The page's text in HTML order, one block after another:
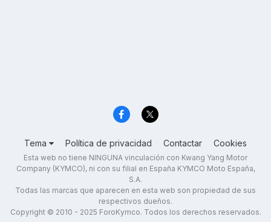
Tema Política de privacidad Contactar Cookies
Esta web no tiene NINGUNA vinculación con Kwang Yang Motor
Company (KYMCO), ni con su filial en España KYMCO Moto España,
S.A.
Todas las marcas que aparecen en esta web son propiedad de sus
respectivos dueños.
Copyright © 2010 - 2025 ForoKymco. Todos los derechos reservados.